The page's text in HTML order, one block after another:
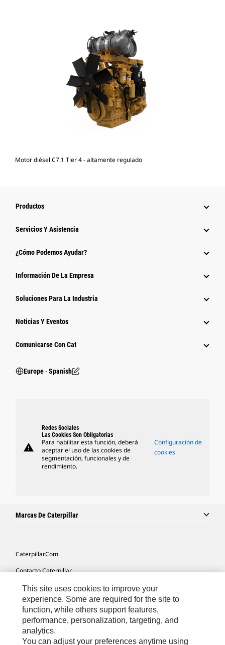
Motor diésel C7.1 Tier 4 - altamente regulado
Productos
Servicios Y Asistencia
¿Cómo Podemos Ayudar?
Información De La Empresa
Soluciones Para La Industria
Noticias Y Eventos
Comunicarse Con Cat
Europe ‧ Spanish
warning
Redes Sociales
Las Cookies Son Obligatorias
Para habilitar esta función, deberá
aceptar el uso de las cookies de
segmentación, funcionales y de
rendimiento.
Configuración de
cookies
Marcas De Caterpillar
Caterpillar.com
Contacto Caterpillar
Mis Preferencias De Marketing
Mapa Del Sitio
Cookie Settings
Aviso Legal
This site uses cookies to improve your
experience. Some are required for the site to
function, while others support features,
performance, personalization, targeting, and
analytics.
You can adjust your preferences anytime using